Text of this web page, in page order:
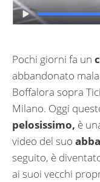
Pochi giorni fa un
abbandonato
Boffalora sopra
Milano. Oggi
pelosissimo, è
video del suo
seguito, è
ai suoi vecchi